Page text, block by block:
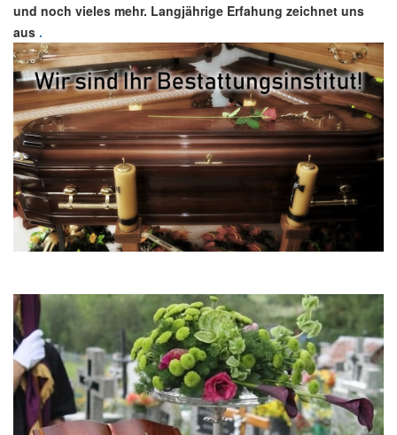
und noch vieles mehr. Langjährige Erfahung zeichnet uns
aus .